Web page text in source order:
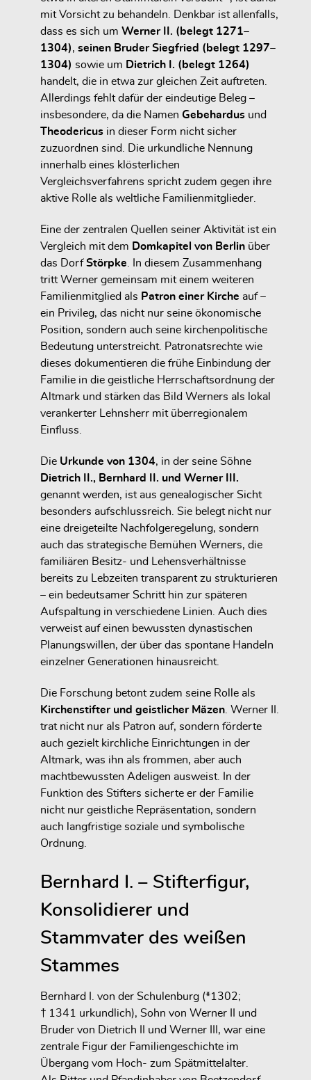
mit Vorsicht zu behandeln. Denkbar ist allenfalls,
dass es sich um Werner II. (belegt 1271–
1304), seinen Bruder Siegfried (belegt 1297–
1304) sowie um Dietrich I. (belegt 1264)
handelt, die in etwa zur gleichen Zeit auftreten.
Allerdings fehlt dafür der eindeutige Beleg –
insbesondere, da die Namen Gebehardus und
Theodericus in dieser Form nicht sicher
zuzuordnen sind. Die urkundliche Nennung
innerhalb eines klösterlichen
Vergleichsverfahrens spricht zudem gegen ihre
aktive Rolle als weltliche Familienmitglieder.
Eine der zentralen Quellen seiner Aktivität ist ein
Vergleich mit dem Domkapitel von Berlin über
das DorfStörpke . In diesem Zusammenhang
tritt Werner gemeinsam mit einem weiteren
Familienmitglied als Patron einer Kirche auf –
ein Privileg, das nicht nur seine ökonomische
Position, sondern auch seine kirchenpolitische
Bedeutung unterstreicht. Patronatsrechte wie
dieses dokumentieren die frühe Einbindung der
Familie in die geistliche Herrschaftsordnung der
Altmark und stärken das Bild Werners als lokal
verankerter Lehnsherr mit überregionalem
Einfluss.
Die Urkunde von 1304, in der seine Söhne
Dietrich II., Bernhard II. und Werner III.
genannt werden, ist aus genealogischer Sicht
besonders aufschlussreich. Sie belegt nicht nur
eine dreigeteilte Nachfolgeregelung, sondern
auch das strategische Bemühen Werners, die
familiären Besitz- und Lehensverhältnisse
bereits zu Lebzeiten transparent zu strukturieren
– ein bedeutsamer Schritt hin zur späteren
Aufspaltung in verschiedene Linien. Auch dies
verweist auf einen bewussten dynastischen
Planungswillen, der über das spontane Handeln
einzelner Generationen hinausreicht.
Die Forschung betont zudem seine Rolle als
Kirchenstifter und geistlicher Mäzen . Werner II.
trat nicht nur als Patron auf, sondern förderte
auch gezielt kirchliche Einrichtungen in der
Altmark, was ihn als frommen, aber auch
machtbewussten Adeligen ausweist. In der
Funktion des Stifters sicherte er der Familie
nicht nur geistliche Repräsentation, sondern
auch langfristige soziale und symbolische
Ordnung.
Bernhard I. – Stifterfigur,
Konsolidierer und
Stammvater des weißen
Stammes
Bernhard I. von der Schulenburg (*1302;
† 1341 urkundlich), Sohn von Werner II und
Bruder von Dietrich II und Werner III, war eine
zentrale Figur der Familiengeschichte im
Übergang vom Hoch- zum Spätmittelalter.